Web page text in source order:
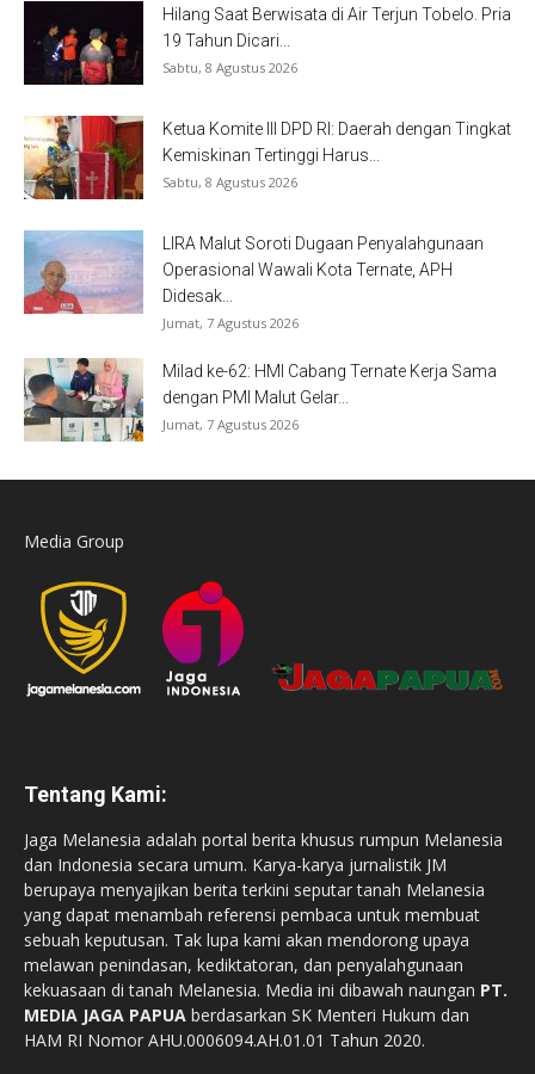
Hilang Saat Berwisata di Air Terjun Tobelo. Pria
19 Tahun Dicari...
Sabtu, 8 Agustus 2026
Ketua Komite III DPD RI: Daerah dengan Tingkat
Kemiskinan Tertinggi Harus...
Sabtu, 8 Agustus 2026
LIRA Malut Soroti Dugaan Penyalahgunaan
Operasional Wawali Kota Ternate, APH
Didesak...
Jumat, 7 Agustus 2026
Milad ke-62: HMI Cabang Ternate Kerja Sama
dengan PMI Malut Gelar...
Jumat, 7 Agustus 2026
Media Group
Tentang Kami:
Jaga Melanesia adalah portal berita khusus rumpun Melanesia
dan Indonesia secara umum. Karya-karya jurnalistik JM
berupaya menyajikan berita terkini seputar tanah Melanesia
yang dapat menambah referensi pembaca untuk membuat
sebuah keputusan. Tak lupa kami akan mendorong upaya
melawan penindasan, kediktatoran, dan penyalahgunaan
kekuasaan di tanah Melanesia. Media ini dibawah naungan PT.
MEDIA JAGA PAPUA berdasarkan SK Menteri Hukum dan
HAM RI Nomor AHU.0006094.AH.01.01 Tahun 2020.